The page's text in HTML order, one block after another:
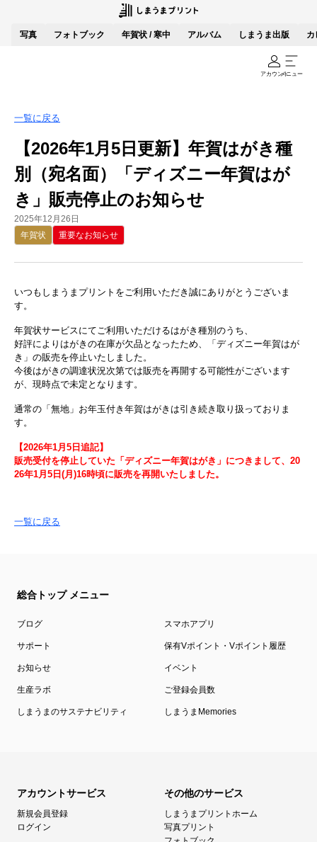
写真 フォトブック 年賀状 / 寒中 アルバム しまうま出版 カ
アカウントメニュー
一覧に戻る
【2026年1月5日更新】年賀はがき種
別（宛名面）「ディズニー年賀はが
き」販売停止のお知らせ
2025年12月26日
年賀状
重要なお知らせ
いつもしまうまプリントをご利用いただき誠にありがとうございま
す。
年賀状サービスにてご利用いただけるはがき種別のうち、
好評によりはがきの在庫が欠品となったため、「ディズニー年賀はが
き」の販売を停止いたしました。
今後はがきの調達状況次第では販売を再開する可能性がございます
が、現時点で未定となります。
通常の「無地」お年玉付き年賀はがきは引き続き取り扱っておりま
す。
【2026年1月5日追記】
販売受付を停止していた「ディズニー年賀はがき」につきまして、20
26年1月5日(月)16時頃に販売を再開いたしました。
一覧に戻る
総合トップ メニュー
ブログ スマホアプリ
サポート 保有Vポイント・Vポイント履歴
お知らせ イベント
生産ラボ ご登録会員数
しまうまのサステナビリティ しまうまMemories
アカウントサービス
新規会員登録
ログイン
その他のサービス
しまうまプリントホーム
写真プリント